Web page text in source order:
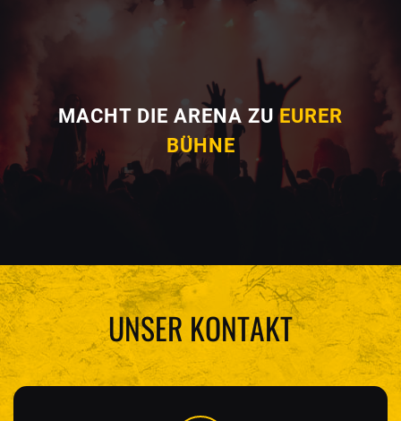
MACHT DIE ARENA ZUEURER
BÜHNE
UNSER KONTAKT